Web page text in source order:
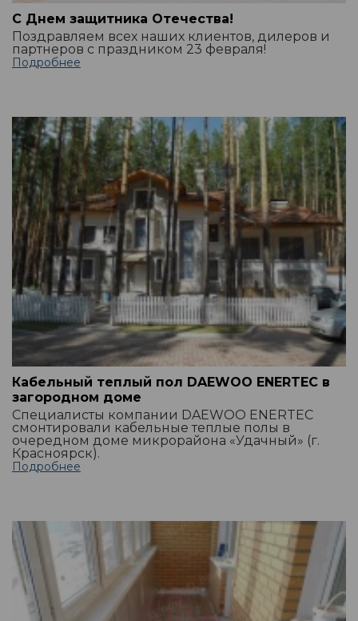
С Днем защитника Отечества!
Поздравляем всех наших клиентов, дилеров и
партнеров с праздником 23 февраля!
Подробнее
Кабельный теплый пол DAEWOO ENERTEC в
загородном доме
Специалисты компании DAEWOO ENERTEC
смонтировали кабельные теплые полы в
очередном доме микрорайона «Удачный» (г.
Красноярск).
Подробнее